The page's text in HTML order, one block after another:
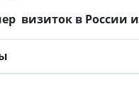
визиток в России